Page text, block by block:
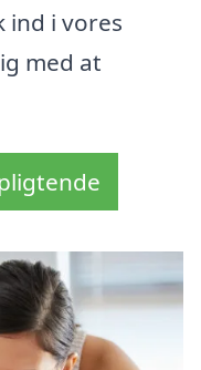
ind i vores
med at